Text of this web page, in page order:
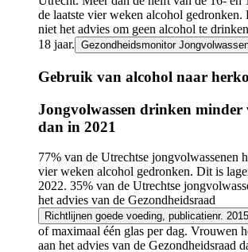
de laatste vier weken alcohol gedronken.
niet het advies om geen alcohol te
18 jaar. Gezondheidsmonitor
Gebruik van alcohol naar
Infogram
URL
Jongvolwassen drinken minder
dan in 2021
77% van de Utrechtse jongvolwassenen
vier weken alcohol gedronken. Dit is
2022. 35% van de Utrechtse
het advies van de Gezondheidsraad
Richtlijnen goede voeding, publicatienr.
of maximaal één glas per dag. Vrouwen
aan het advies van de Gezondheidsraad